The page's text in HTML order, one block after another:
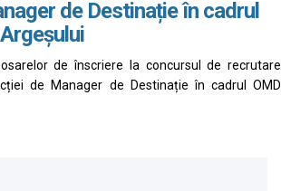
de Destinație în cadrul
de înscriere la concursul de recrutare
de Manager de Destinație în cadrul OMD